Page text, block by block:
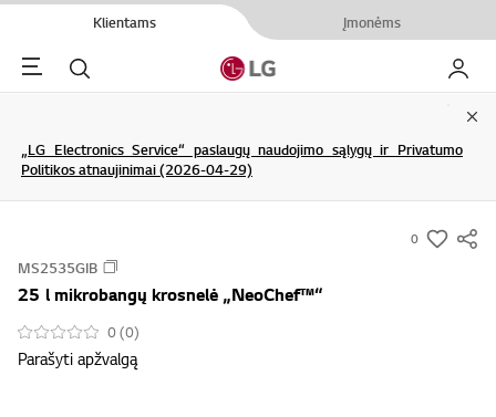
Klientams Įmonėms
Menu Ieškoti Mano
„LG Electronics Service“ paslaugų naudojimo sąlygų ir Privatumo
Politikos atnaujinimai (2026-04-29)
0
s
MS2535GIB
25 l mikrobangų krosnelė „NeoChef™“
0 (0)
Parašyti apžvalgą